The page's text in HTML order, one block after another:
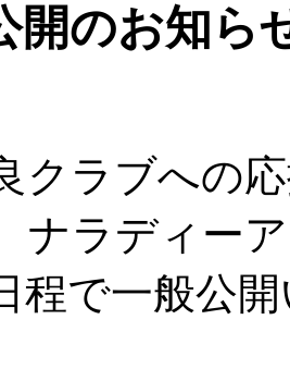
開のお知ら
クラブへの
ナラディー
程で一般公